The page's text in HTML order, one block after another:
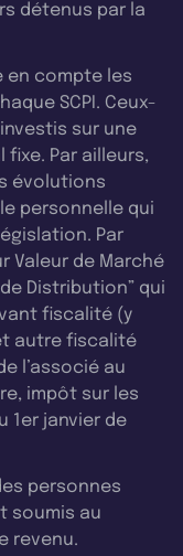
détenus par la
en compte les
SCPI. Ceux-
sur une
fixe. Par ailleurs,
évolutions
personnelle qui
Par
Valeur de Marché
Distribution” qui
fiscalité (y
autre fiscalité
l’associé au
impôt sur les
1er janvier de
personnes
soumis au
revenu.